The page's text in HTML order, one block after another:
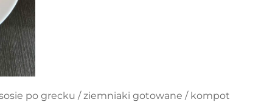
po grecku / ziemniaki gotowane / kompot